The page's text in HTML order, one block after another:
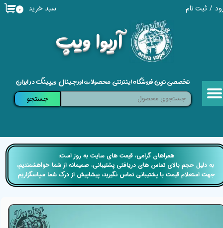
/ ثبت نام
حساب کاربری من
خروج از حساب کاربری
​آریوا ویپ
۰ سبد خرید
تخصصی ترین فروشگاه اینترنتی محصولات اورجینال ویپینگ در ایران
جستجو
​​همراهان گرامی، قیمت های سایت به روز است،
​​​​​​​ به دلیل حجم بالای تماس های دریافتی پشتیبانی، صمیمانه از شما خواهشمندیم،
جهت استعلام قیمت با پشتیبانی تماس نگیرید، پیشاپیش از درک شما سپاسگزاریم